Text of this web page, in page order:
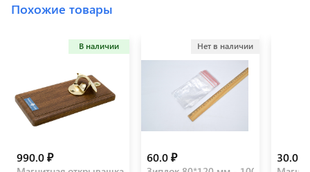
Похожие товары
В наличии
990.0 ₽
Нет в наличии
60.0 ₽ 30.0 ₽